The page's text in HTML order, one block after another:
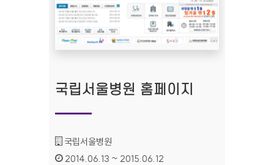
국립서울병원 홈페이지
기관명 :
국립서울병원
인증기간 :
2014.06.13 ~ 2015.06.12